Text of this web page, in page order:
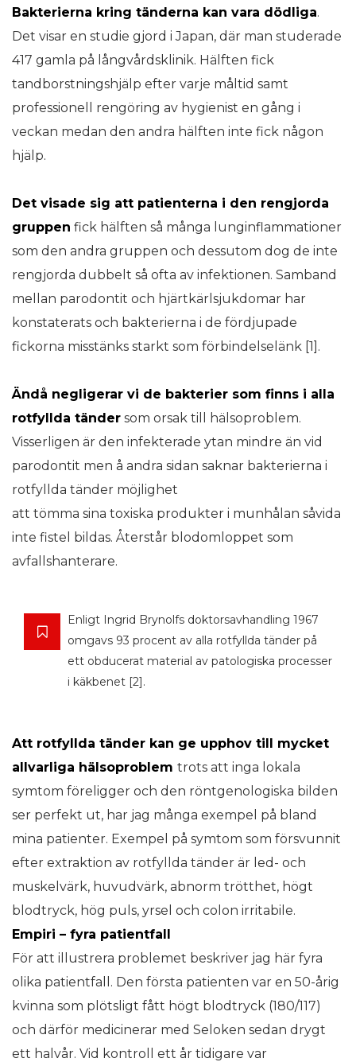
Bakterierna kring tänderna kan vara dödliga.
Det visar en studie gjord i Japan, där man studerade
417 gamla på långvårdsklinik. Hälften fick
tandborstningshjälp efter varje måltid samt
professionell rengöring av hygienist en gång i
veckan medan den andra hälften inte fick någon
hjälp.
Det visade sig att patienterna i den rengjorda
gruppen fick hälften så många lunginflammationer
som den andra gruppen och dessutom dog de inte
rengjorda dubbelt så ofta av infektionen. Samband
mellan parodontit och hjärtkärlsjukdomar har
konstaterats och bakterierna i de fördjupade
fickorna misstänks starkt som förbindelselänk [1].
Ändå negligerar vi de bakterier som finns i alla
rotfyllda tänder som orsak till hälsoproblem.
Visserligen är den infekterade ytan mindre än vid
parodontit men å andra sidan saknar bakterierna i
rotfyllda tänder möjlighet
att tömma sina toxiska produkter i munhålan såvida
inte fistel bildas. Återstår blodomloppet som
avfallshanterare.
Enligt Ingrid Brynolfs doktorsavhandling 1967
omgavs 93 procent av alla rotfyllda tänder på
ett obducerat material av patologiska processer
i käkbenet [2].
Att rotfyllda tänder kan ge upphov till mycket
allvarliga hälsoproblem trots att inga lokala
symtom föreligger och den röntgenologiska bilden
ser perfekt ut, har jag många exempel på bland
mina patienter. Exempel på symtom som försvunnit
efter extraktion av rotfyllda tänder är led- och
muskelvärk, huvudvärk, abnorm trötthet, högt
blodtryck, hög puls, yrsel och colon irritabile.
Empiri – fyra patientfall
För att illustrera problemet beskriver jag här fyra
olika patientfall. Den första patienten var en 50-årig
kvinna som plötsligt fått högt blodtryck (180/117)
och därför medicinerar med Seloken sedan drygt
ett halvår. Vid kontroll ett år tidigare var